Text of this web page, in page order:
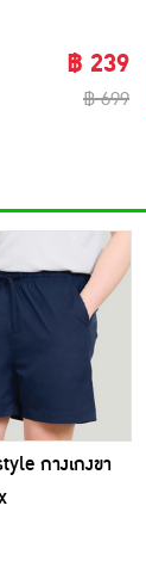
฿ 239
฿ 699
กางเกงขา